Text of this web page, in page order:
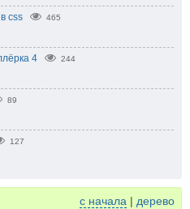
css 465
4 244
89
127
с начала | дерево